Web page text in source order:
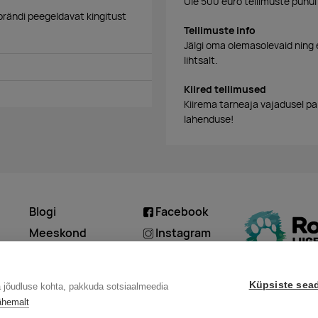
kohta, pakkuda sotsiaalmeedia
Küpsiste
peegeldavat kingitust
Tellimuste info
Jälgi oma olemasolevaid
lihtsalt.
Kiired tellimused
Kiirema tarneaja vajadusel
lahenduse!
Blogi
Meeskond
Facebook
Instagram